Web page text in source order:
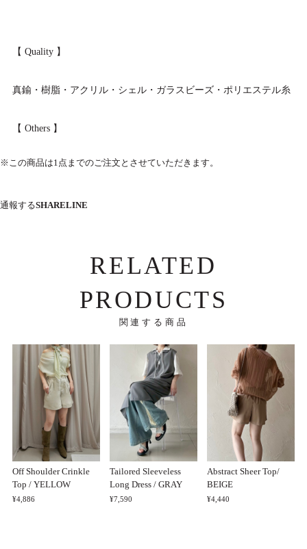
【 Quality 】
真鍮・樹脂・アクリル・シェル・ガラスビーズ・ポリエステル糸
【 Others 】
※この商品は1点までのご注文とさせていただきます。
通報するSHARELINE
RELATED
PRODUCTS
関連する商品
Off Shoulder Crinkle
Top / YELLOW
¥4,886
Tailored Sleeveless
Long Dress / GRAY
¥7,590
Abstract Sheer Top/
BEIGE
¥4,440